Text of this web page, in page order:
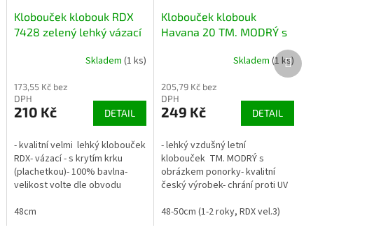
Klobouček klobouk RDX
7428 zelený lehký vázací
Skladem(1 ks)
173,55 Kč bez
DPH
210 Kč DETAIL
- kvalitní velmi lehký klobouček
RDX- vázací - s krytím krku
(plachetkou)- 100% bavlna-
velikost volte dle obvodu
48cm
Klobouček klobouk
Havana 20 TM. MODRÝ s
Skladem (1 ks)
205,79 Kč bez
DPH
249 Kč DETAIL
- lehký vzdušný letní
klobouček TM. MODRÝ s
obrázkem ponorky- kvalitní
český výrobek- chrání proti UV
48-50cm (1-2 roky, RDX vel.3)
Další
produkt